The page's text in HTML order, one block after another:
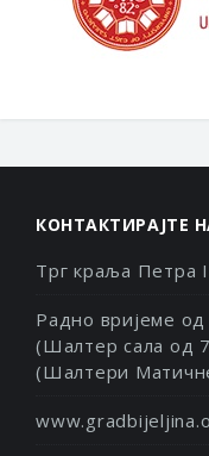
КОНТАКТИРАЈТЕ
Трг краља Петра
Радно вријеме
(Шалтер сала од
(Шалтери